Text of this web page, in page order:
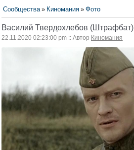
Сообщества » Киномания » Фото
Василий Твердохлебов (Штрафбат)
22.11.2020 02:23:00 pm :: Автор Киномания